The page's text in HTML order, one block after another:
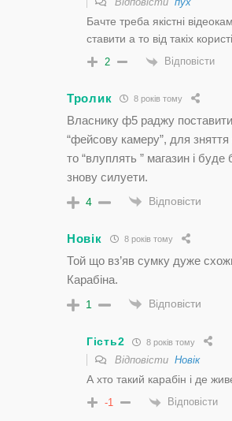
Бачте треба якістні
ставити а то від такіх
2 Відповісти
Тролик 8 років тому
Власнику ф5 раджу поставити
“фейсову камеру”, для
то “влуплять ” магазин і буде
знову силуети.
4 Відповісти
Новік 8 років тому
Той що вз’яв сумку дуже
Карабіна.
1 Відповісти
Гість2 8 років тому
Відповісти Новік
А хто такий карабін і де
-1 Відповісти